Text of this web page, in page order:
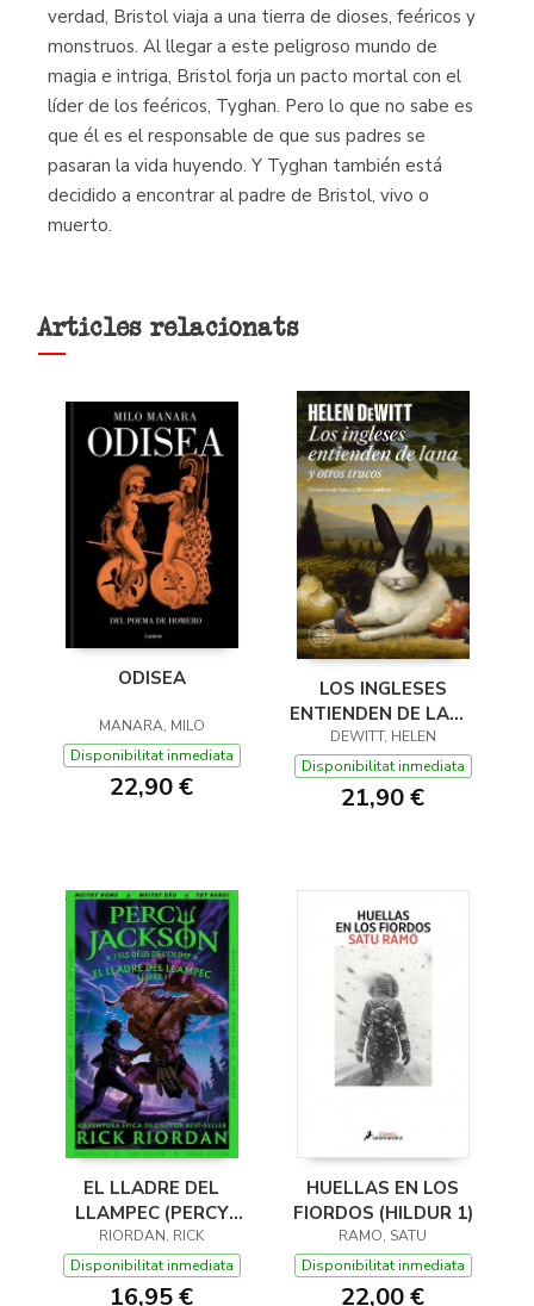
verdad, Bristol viaja a una tierra de dioses, feéricos y
monstruos. Al llegar a este peligroso mundo de
magia e intriga, Bristol forja un pacto mortal con el
líder de los feéricos, Tyghan. Pero lo que no sabe es
que él es el responsable de que sus padres se
pasaran la vida huyendo. Y Tyghan también está
decidido a encontrar al padre de Bristol, vivo o
muerto.
Articles relacionats
ODISEA
MANARA, MILO
Disponibilitat inmediata
22,90 €
LOS INGLESES
ENTIENDEN DE LANA
(Y OTROS TRUCOS)
DEWITT, HELEN
Disponibilitat inmediata
21,90 €
EL LLADRE DEL
LLAMPEC (PERCY
JACKSON I ELS DÉUS
DE L'OLIMP 1)
RIORDAN, RICK
Disponibilitat inmediata
16,95 €
HUELLAS EN LOS
FIORDOS (HILDUR 1)
RAMO, SATU
Disponibilitat inmediata
22,00 €